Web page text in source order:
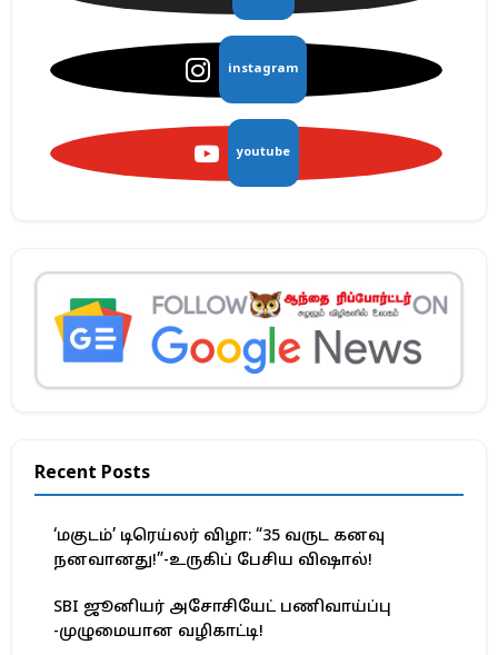
instagram
youtube
Recent Posts
‘மகுடம்’ டிரெய்லர் விழா: “35 வருட கனவு
நனவானது!”-உருகிப் பேசிய விஷால்!
SBI ஜூனியர் அசோசியேட் பணிவாய்ப்பு
-முழுமையான வழிகாட்டி!